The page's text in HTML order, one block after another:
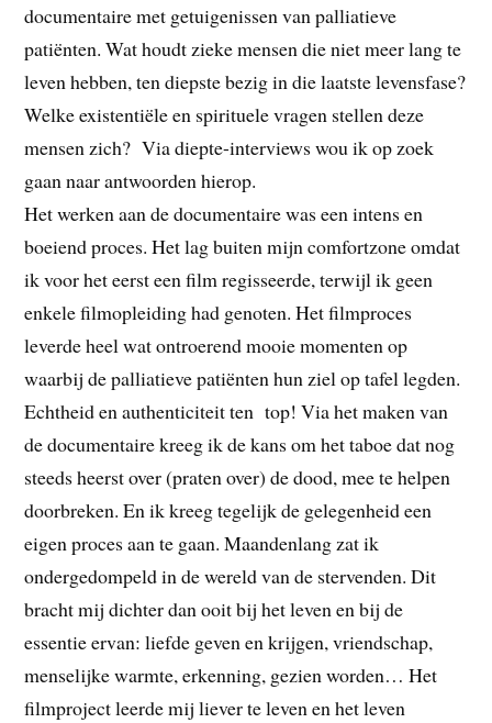
documentaire met getuigenissen van palliatieve
patiënten. Wat houdt zieke mensen die niet meer lang te
leven hebben, ten diepste bezig in die laatste levensfase?
Welke existentiële en spirituele vragen stellen deze
mensen zich? Via diepte-interviews wou ik op zoek
gaan naar antwoorden hierop.
Het werken aan de documentaire was een intens en
boeiend proces. Het lag buiten mijn comfortzone omdat
ik voor het eerst een film regisseerde, terwijl ik geen
enkele filmopleiding had genoten. Het filmproces
leverde heel wat ontroerend mooie momenten op
waarbij de palliatieve patiënten hun ziel op tafel legden.
Echtheid en authenticiteit ten top! Via het maken van
de documentaire kreeg ik de kans om het taboe dat nog
steeds heerst over (praten over) de dood, mee te helpen
doorbreken. En ik kreeg tegelijk de gelegenheid een
eigen proces aan te gaan. Maandenlang zat ik
ondergedompeld in de wereld van de stervenden. Dit
bracht mij dichter dan ooit bij het leven en bij de
essentie ervan: liefde geven en krijgen, vriendschap,
menselijke warmte, erkenning, gezien worden… Het
filmproject leerde mij liever te leven en het leven